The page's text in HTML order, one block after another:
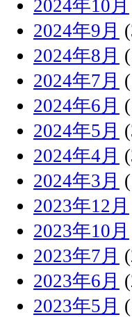
2024年10月
2024年9月
2024年8月
2024年7月
2024年6月
2024年5月
2024年4月
2024年3月
2023年12月
2023年10月
2023年7月
2023年6月
2023年5月